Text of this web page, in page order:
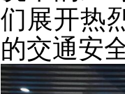
们展开热
的交通安